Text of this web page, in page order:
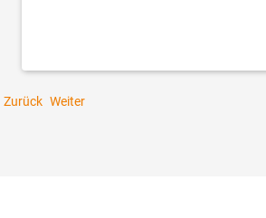
Zurück Weiter